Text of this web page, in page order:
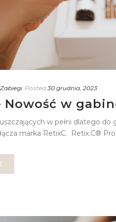
Zabiegi Posted 30 grudnia, 2023
Nowość w
w pełni dlatego
marka RetixC. Retix.C®